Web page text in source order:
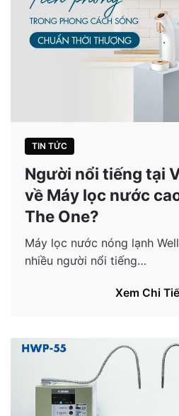
TIN TỨC
Người nổi tiếng tại
về Máy lọc nước
The One?
Máy lọc nước nóng lạnh
nhiều người nổi tiếng…
Xem Chi